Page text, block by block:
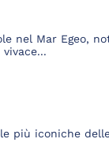
nel Mar Egeo,
più iconiche